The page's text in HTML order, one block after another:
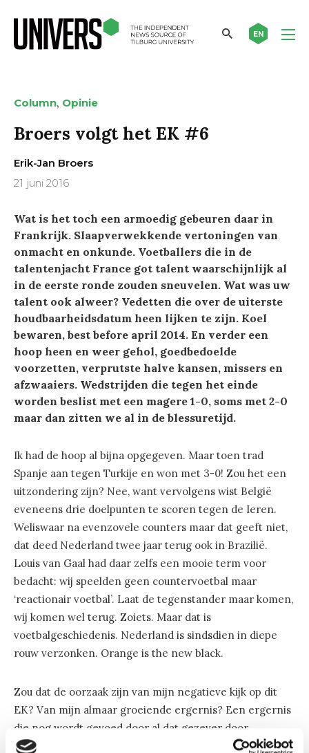
EN
Column, Opinie
Broers volgt het EK #6
Erik-Jan Broers
21 juni 2016
Wat is het toch een armoedig gebeuren daar in
Frankrijk. Slaapverwekkende vertoningen van
onmacht en onkunde. Voetballers die in de
talentenjacht France got talent waarschijnlijk al
in de eerste ronde zouden sneuvelen. Wat was uw
talent ook alweer? Vedetten die over de uiterste
houdbaarheidsdatum heen lijken te zijn. Koel
bewaren, best before april 2014. En verder een
hoop heen en weer gehol, goedbedoelde
voorzetten, verprutste halve kansen, missers en
afzwaaiers. Wedstrijden die tegen het einde
worden beslist met een magere 1-0, soms met 2-0
maar dan zitten we al in de blessuretijd.
Ik had de hoop al bijna opgegeven. Maar toen trad
Spanje aan tegen Turkije en won met 3-0! Zou het een
uitzondering zijn? Nee, want vervolgens wist België
eveneens drie doelpunten te scoren tegen de Ieren.
Weliswaar na evenzovele counters maar dat geeft niet,
dat deed Nederland twee jaar terug ook in Brazilië.
Louis van Gaal had daar zelfs een mooie term voor
bedacht: wij speelden geen countervoetbal maar
‘reactionair voetbal’. Laat de tegenstander maar komen,
wij komen wel terug. Zoiets. Maar dat is
voetbalgeschiedenis. Nederland is sindsdien in diepe
rouw verzonken. Orange is the new black.
Zou dat de oorzaak zijn van mijn negatieve kijk op dit
EK? Van mijn almaar groeiende ergernis? Een ergernis
die nog wordt gevoed door al dat gezever door
voetbaldeskundigen tijdens voorbeschouwingen en